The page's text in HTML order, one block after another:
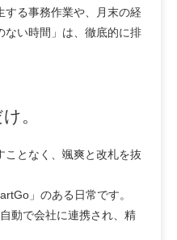
する事務作業や、月末の経
ない時間」は、徹底的に排
。
ことなく、颯爽と改札を抜
」のある日常です。
動で会社に連携され、精